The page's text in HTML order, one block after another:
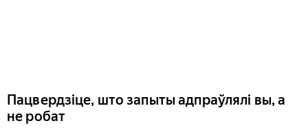
Пацвердзіце, што запыты адпраўлялі вы, а
не робат